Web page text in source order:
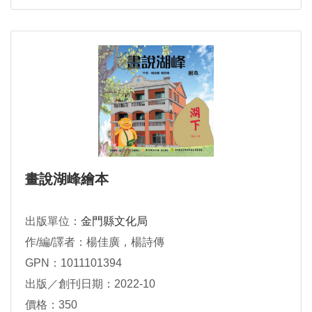
畫說湖峰繪本
出版單位： 金門縣文化局
作/編/譯者：楊佳廣，楊詩傳
GPN：1011101394
出版／創刊日期：2022-10
價格：350